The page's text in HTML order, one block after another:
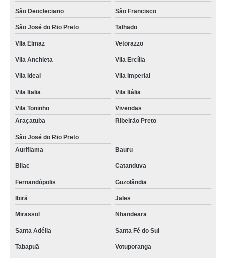
São Deocleciano São Francisco
São José do Rio Preto Talhado
VIla Elmaz Vetorazzo
Vila Anchieta Vila Ercília
Vila Ideal Vila Imperial
Vila Italia Vila Itália
Vila Toninho
Vivendas
Araçatuba
Ribeirão Preto
São José do Rio Preto
Auriflama
Bauru
Bilac Catanduva
Fernandópolis Guzolândia
Ibirá Jales
Mirassol Nhandeara
Santa Adélia Santa Fé do Sul
Tabapuã Votuporanga